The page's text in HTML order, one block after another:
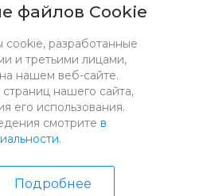
файлов Cookie
разработанные
и третьими лицами,
нашем веб-сайте.
нашего сайта,
его использования.
смотрите в
.
Подробнее
41", Все права